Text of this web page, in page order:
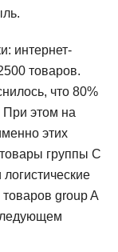
интернет-
товаров.
что 80%
При этом на
этих
группы C
group A